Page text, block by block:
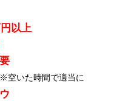
以上
※空いた時間で適当に